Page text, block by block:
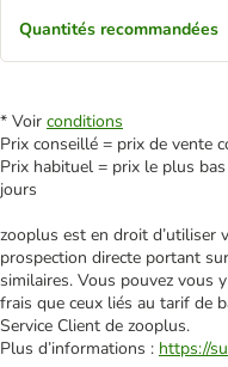
Quantités recommandées
* Voir conditions
Prix conseillé = prix de vente
Prix habituel = prix le plus
jours
zooplus est en droit d’utiliser
prospection directe portant
similaires. Vous pouvez vous
frais que ceux liés au tarif de
Service Client de zooplus.
Plus d’informations : https://